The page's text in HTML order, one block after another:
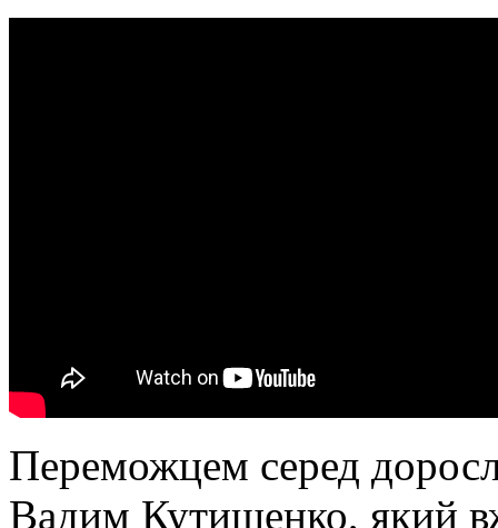
Переможцем серед
Вадим Кутишенко, який